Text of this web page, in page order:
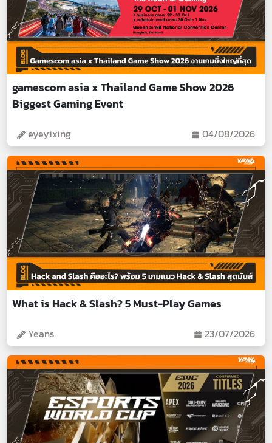
gamescom asia x Thailand Game Show 2026
Biggest Gaming Event
eyeyixing 04/08/2026
What is Hack & Slash? 5 Must-Play Games
Yeans 23/07/2026